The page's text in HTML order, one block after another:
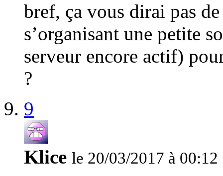
bref, ça vous dirai pas
s’organisant une petite
serveur encore actif)
?
9
Klice le 20/03/2017 à 00:12